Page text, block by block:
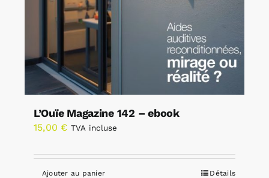
L’Ouïe Magazine 142 – ebook
15,00 € TVA incluse
Ajouter au panier Détails